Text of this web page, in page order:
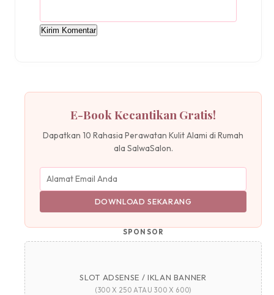
E-Book Kecantikan Gratis!
Dapatkan 10 Rahasia Perawatan Kulit Alami di Rumah
ala SalwaSalon.
DOWNLOAD SEKARANG
SPONSOR
SLOT ADSENSE / IKLAN BANNER
(300 X 250 ATAU 300 X 600)